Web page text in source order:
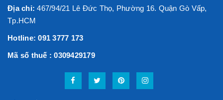
Địa chỉ:467/94/21 Lê Đức Thọ, Phường 16. Quận Gò Vấp,
Tp.HCM
Hotline: 091 3777 173
Mã số thuế : 0309429179